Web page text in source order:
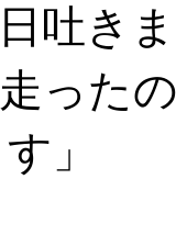
吐き
った
」